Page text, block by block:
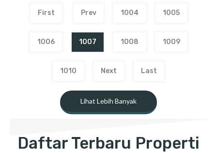
First Prev 1004 1005
1006 1007 1008 1009
1010 Next Last
Lihat Lebih Banyak
Daftar Terbaru Properti